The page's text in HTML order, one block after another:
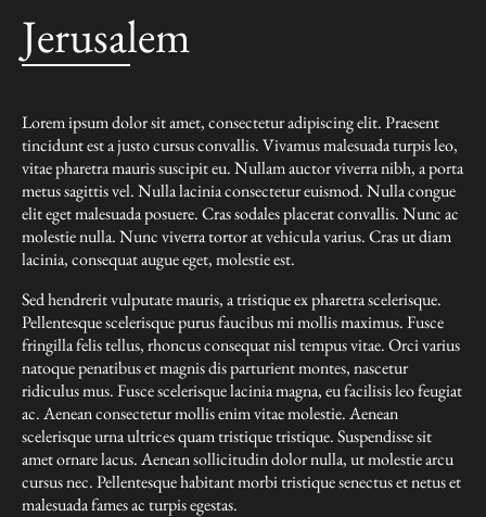
Jerusalem
Lorem ipsum dolor sit amet, consectetur adipiscing elit. Praesent
tincidunt est a justo cursus convallis. Vivamus malesuada turpis leo,
vitae pharetra mauris suscipit eu. Nullam auctor viverra nibh, a porta
metus sagittis vel. Nulla lacinia consectetur euismod. Nulla congue
elit eget malesuada posuere. Cras sodales placerat convallis. Nunc ac
molestie nulla. Nunc viverra tortor at vehicula varius. Cras ut diam
lacinia, consequat augue eget, molestie est.
Sed hendrerit vulputate mauris, a tristique ex pharetra scelerisque.
Pellentesque scelerisque purus faucibus mi mollis maximus. Fusce
fringilla felis tellus, rhoncus consequat nisl tempus vitae. Orci varius
natoque penatibus et magnis dis parturient montes, nascetur
ridiculus mus. Fusce scelerisque lacinia magna, eu facilisis leo feugiat
ac. Aenean consectetur mollis enim vitae molestie. Aenean
scelerisque urna ultrices quam tristique tristique. Suspendisse sit
amet ornare lacus. Aenean sollicitudin dolor nulla, ut molestie arcu
cursus nec. Pellentesque habitant morbi tristique senectus et netus et
malesuada fames ac turpis egestas.